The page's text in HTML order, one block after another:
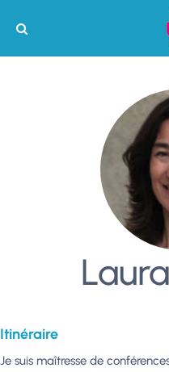
Itinéraire
Je suis maîtresse de